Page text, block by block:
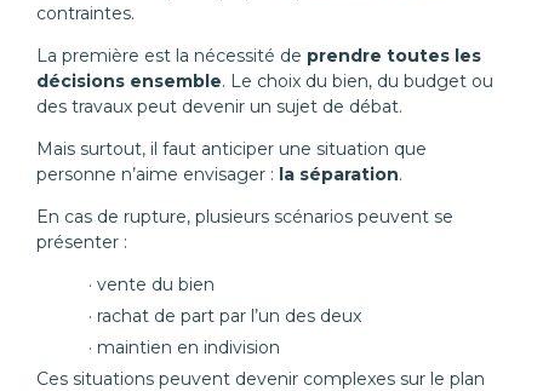
contraintes.
La première est la nécessité de prendre toutes les
décisions ensemble. Le choix du bien, du budget ou
des travaux peut devenir un sujet de débat.
Mais surtout, il faut anticiper une situation que
personne n’aime envisager : la séparation.
En cas de rupture, plusieurs scénarios peuvent se
présenter :
vente du bien
rachat de part par l’un des deux
maintien en indivision
Ces situations peuvent devenir complexes sur le plan